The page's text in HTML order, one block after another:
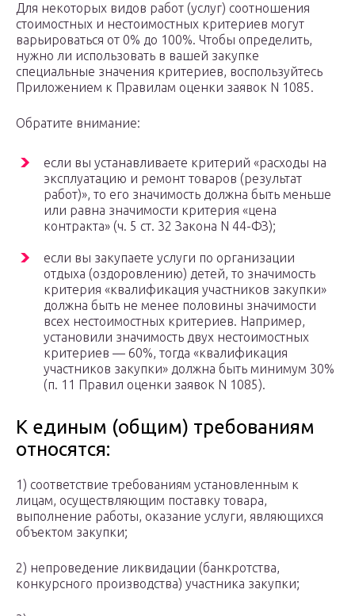
Для некоторых видов работ (услуг) соотношения
стоимостных и нестоимостных критериев могут
варьироваться от 0% до 100%. Чтобы определить,
нужно ли использовать в вашей закупке
специальные значения критериев, воспользуйтесь
Приложением к Правилам оценки заявок N 1085.
Обратите внимание:
если вы устанавливаете критерий «расходы на
эксплуатацию и ремонт товаров (результат
работ)», то его значимость должна быть меньше
или равна значимости критерия «цена
контракта» (ч. 5 ст. 32 Закона N 44-ФЗ);
если вы закупаете услуги по организации
отдыха (оздоровлению) детей, то значимость
критерия «квалификация участников закупки»
должна быть не менее половины значимости
всех нестоимостных критериев. Например,
установили значимость двух нестоимостных
критериев — 60%, тогда «квалификация
участников закупки» должна быть минимум 30%
(п. 11 Правил оценки заявок N 1085).
К единым (общим) требованиям
относятся:
1) соответствие требованиям установленным к
лицам, осуществляющим поставку товара,
выполнение работы, оказание услуги, являющихся
объектом закупки;
2) непроведение ликвидации (банкротства,
конкурсного производства) участника закупки;